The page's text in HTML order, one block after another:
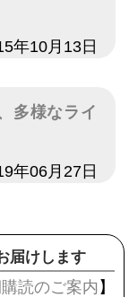
年10月13日
多様なライ
年06月27日
届けします
読のご案内 】